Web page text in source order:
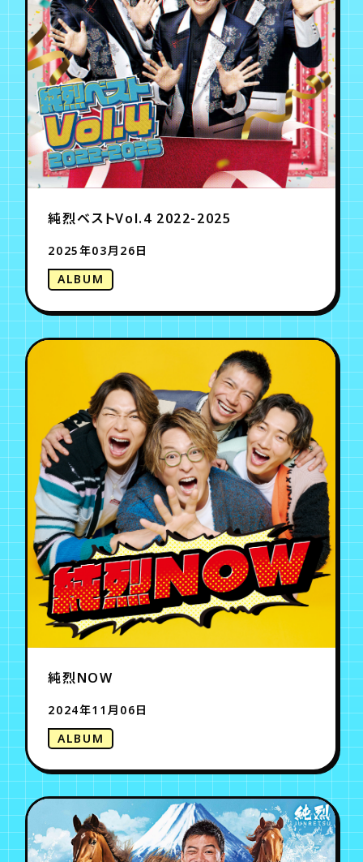
純烈ベストVol.4 2022-2025
2025年03月26日
ALBUM
純烈NOW
2024年11月06日
ALBUM